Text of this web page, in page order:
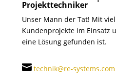
Projekttechniker
Unser Mann der Tat! Mit
Kundenprojekte im Einsatz
eine Lösung gefunden ist.
 technik@re-systems.com